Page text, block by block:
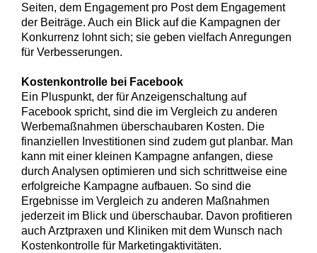
Seiten, dem Engagement pro Post dem Engagement
der Beiträge. Auch ein Blick auf die Kampagnen der
Konkurrenz lohnt sich; sie geben vielfach Anregungen
für Verbesserungen.
Kostenkontrolle bei Facebook
Ein Pluspunkt, der für Anzeigenschaltung auf
Facebook spricht, sind die im Vergleich zu anderen
Werbemaßnahmen überschaubaren Kosten. Die
finanziellen Investitionen sind zudem gut planbar. Man
kann mit einer kleinen Kampagne anfangen, diese
durch Analysen optimieren und sich schrittweise eine
erfolgreiche Kampagne aufbauen. So sind die
Ergebnisse im Vergleich zu anderen Maßnahmen
jederzeit im Blick und überschaubar. Davon profitieren
auch Arztpraxen und Kliniken mit dem Wunsch nach
Kostenkontrolle für Marketingaktivitäten.